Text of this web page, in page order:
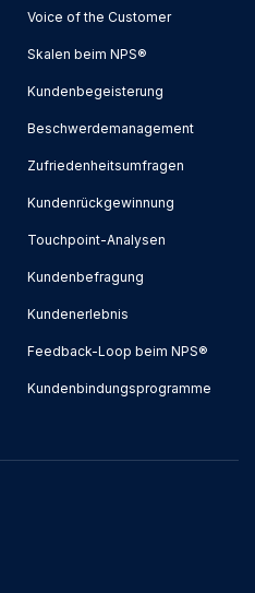
Voice of the Customer
Skalen beim NPS®
Kundenbegeisterung
Beschwerdemanagement
Zufriedenheitsumfragen
Kundenrückgewinnung
Touchpoint-Analysen
Kundenbefragung
Kundenerlebnis
Feedback-Loop beim NPS®
Kundenbindungsprogramme